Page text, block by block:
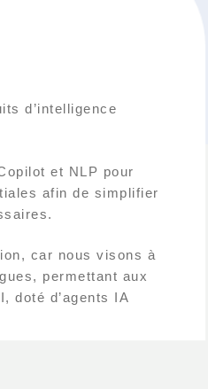
d’intelligence
et NLP pour
afin de simplifier
car nous visons à
permettant aux
doté d’agents IA